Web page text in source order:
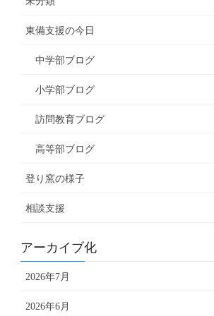
東備支援の今日
中学部ブログ
小学部ブログ
訪問教育ブログ
高等部ブログ
登り窯の様子
相談支援
アーカイブ化
2026年7月
2026年6月